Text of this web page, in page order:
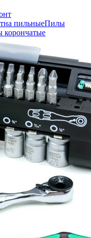
пильныеПилы
корончатые